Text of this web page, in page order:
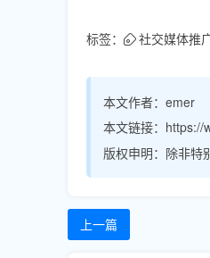
标签： 社交媒体推
本文作者： emer
本文链接： https://
版权申明： 除非特
上一篇